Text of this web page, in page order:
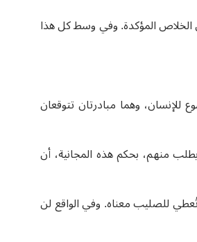
الخلاص المؤكدة. وفي وسط كل هذا
يسوع للإنسان، وهما مبادرتان تتوقعان
منهم، بحكم هذه المجانية، أن
للصليب معناه. وفي الواقع لن